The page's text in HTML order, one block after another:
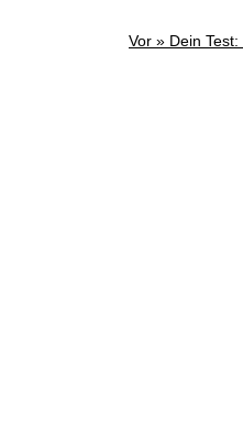
Vor » Dein